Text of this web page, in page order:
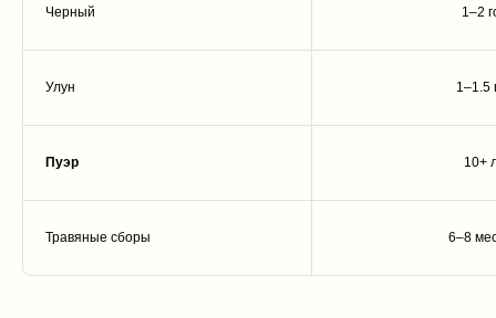
Черный 1–2
Улун 1–1.5
Пуэр 10+
Травяные сборы 6–8